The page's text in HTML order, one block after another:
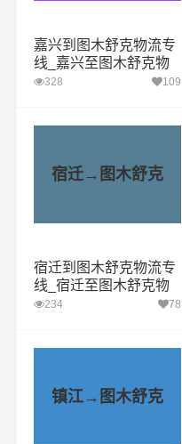
嘉兴到图木舒克物流专
线_嘉兴至图木舒克物
流公司
328 109
宿迁→图木舒克
宿迁到图木舒克物流专
线_宿迁至图木舒克物
流公司
234 78
镇江→图木舒克